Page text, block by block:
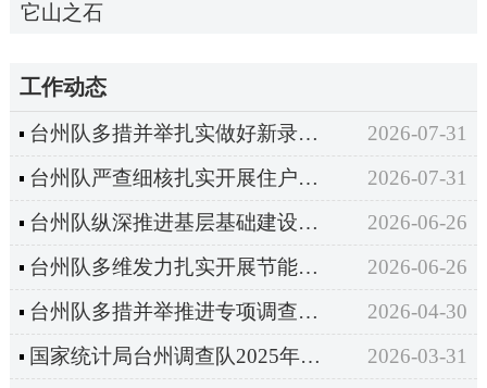
它山之石
工作动态
台州队多措并举扎实做好新录用公务员培育管理工作
2026-07-31
台州队严查细核扎实开展住户调查数据质量自查工作
2026-07-31
台州队纵深推进基层基础建设工作
2026-06-26
台州队多维发力扎实开展节能宣传周活动
2026-06-26
台州队多措并举推进专项调查档案整理工作
2026-04-30
国家统计局台州调查队2025年度逾期尚未支付中小企业款项信息公开公示
2026-03-31